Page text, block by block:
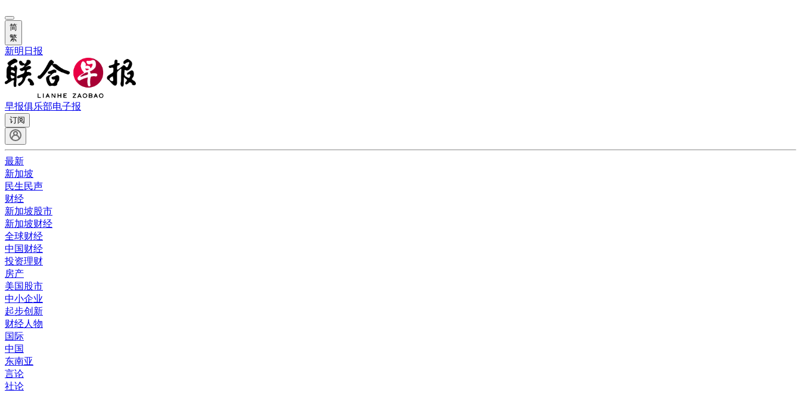
简
繁
新明日报
早报俱乐部电子报
订阅
最新
新加坡
民生民声
财经
新加坡股市
新加坡财经
全球财经
中国财经
投资理财
房产
美国股市
中小企业
起步创新
财经人物
国际
中国
东南亚
言论
社论